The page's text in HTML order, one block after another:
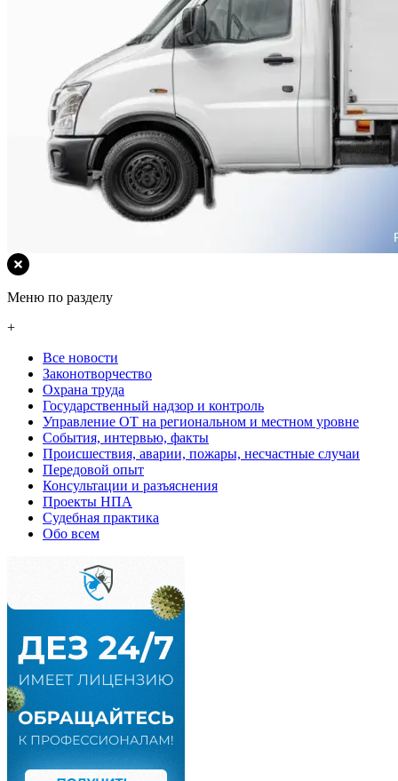
Меню по разделу
+
Все новости
Законотворчество
Охрана труда
Государственный надзор и контроль
Управление ОТ на региональном и местном уровне
События, интервью, факты
Происшествия, аварии, пожары, несчастные случаи
Передовой опыт
Консультации и разъяснения
Проекты НПА
Судебная практика
Обо всем